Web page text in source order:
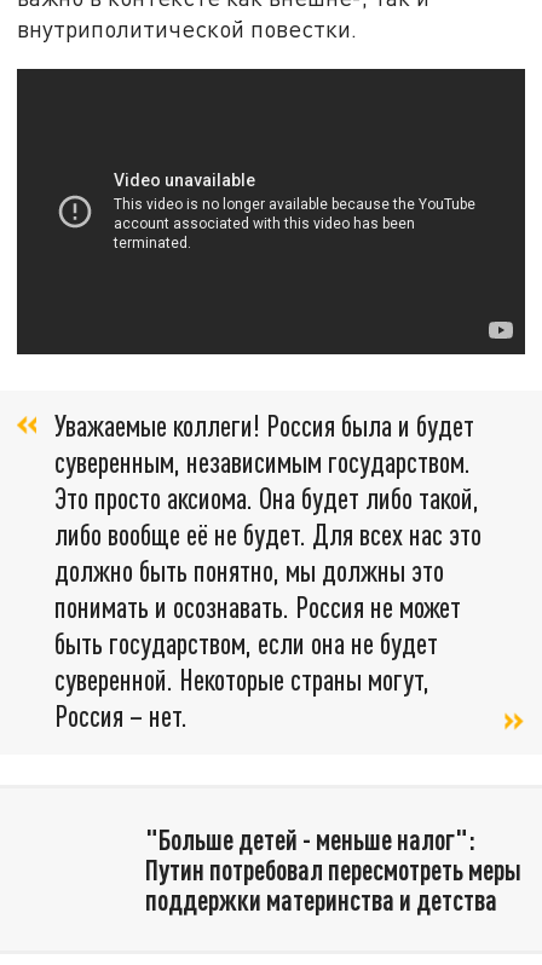
внутриполитической повестки.
Уважаемые коллеги! Россия была и будет
суверенным, независимым государством.
Это просто аксиома. Она будет либо такой,
либо вообще её не будет. Для всех нас это
должно быть понятно, мы должны это
понимать и осознавать. Россия не может
быть государством, если она не будет
суверенной. Некоторые страны могут,
Россия – нет.
"Больше детей - меньше налог":
Путин потребовал пересмотреть меры
поддержки материнства и детства